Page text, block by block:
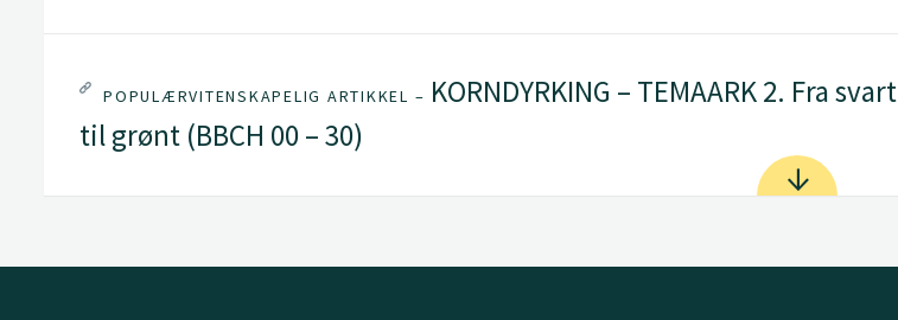
POPULÆRVITENSKAPELIG ARTIKKEL – KORNDYRKING – TEMAARK 2. Fra svart
til grønt (BBCH 00 – 30)